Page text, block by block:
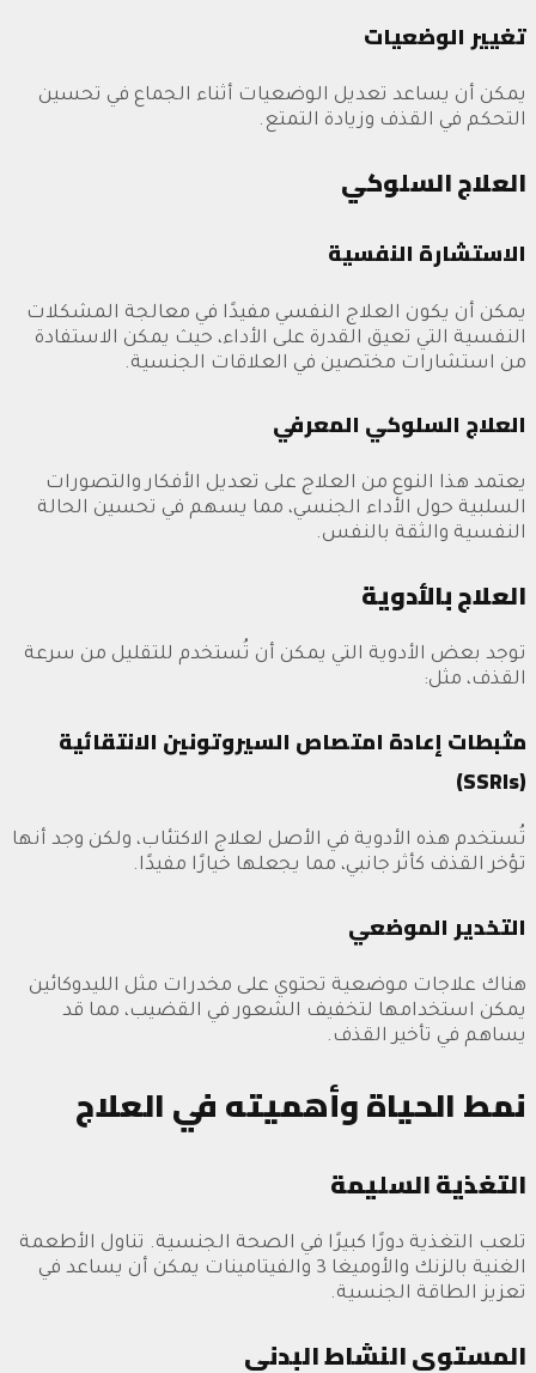
تغيير الوضعيات
يمكن أن يساعد تعديل الوضعيات أثناء الجماع في تحسين
التحكم في القذف وزيادة التمتع.
العلاج السلوكي
الاستشارة النفسية
يمكن أن يكون العلاج النفسي مفيدًا في معالجة المشكلات
النفسية التي تعيق القدرة على الأداء، حيث يمكن الاستفادة
من استشارات مختصين في العلاقات الجنسية.
العلاج السلوكي المعرفي
يعتمد هذا النوع من العلاج على تعديل الأفكار والتصورات
السلبية حول الأداء الجنسي، مما يسهم في تحسين الحالة
النفسية والثقة بالنفس.
العلاج بالأدوية
توجد بعض الأدوية التي يمكن أن تُستخدم للتقليل من سرعة
القذف، مثل:
مثبطات إعادة امتصاص السيروتونين الانتقائية
(SSRIs)
تُستخدم هذه الأدوية في الأصل لعلاج الاكتئاب، ولكن وجد أنها
تؤخر القذف كأثر جانبي، مما يجعلها خيارًا مفيدًا.
التخدير الموضعي
هناك علاجات موضعية تحتوي على مخدرات مثل الليدوكائين
يمكن استخدامها لتخفيف الشعور في القضيب، مما قد
يساهم في تأخير القذف.
نمط الحياة وأهميته في العلاج
التغذية السليمة
تلعب التغذية دورًا كبيرًا في الصحة الجنسية. تناول الأطعمة
الغنية بالزنك والأوميغا 3 والفيتامينات يمكن أن يساعد في
تعزيز الطاقة الجنسية.
المستوى النشاط البدني